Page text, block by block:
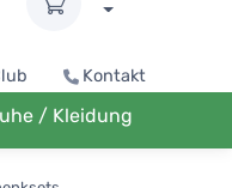
Kontakt
/ Kleidung